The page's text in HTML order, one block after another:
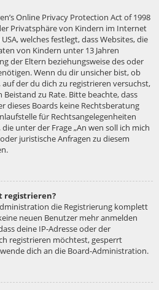
Online Privacy Protection Act of 1998
Privatsphäre von Kindern im Internet
welches festlegt, dass Websites, die
von Kindern unter 13 Jahren
der Eltern beziehungsweise des oder
Wenn du dir unsicher bist, ob
der du dich zu registrieren versuchst,
zu Rate. Bitte beachte, dass
dieses Boards keine Rechtsberatung
für Rechtsangelegenheiten
unter der Frage „An wen soll ich mich
juristische Anfragen zu diesem
registrieren?
die Registrierung komplett
neuen Benutzer mehr anmelden
deine IP-Adresse oder der
registrieren möchtest, gesperrt
dich an die Board-Administration.